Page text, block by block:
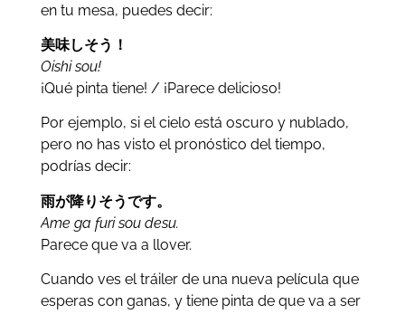
en tu mesa, puedes decir:
美味しそう！
Oishi sou!
¡Qué pinta tiene! / ¡Parece delicioso!
Por ejemplo, si el cielo está oscuro y nublado,
pero no has visto el pronóstico del tiempo,
podrías decir:
雨が降りそうです。
Ame ga furi sou desu.
Parece que va a llover.
Cuando ves el tráiler de una nueva película que
esperas con ganas, y tiene pinta de que va a ser